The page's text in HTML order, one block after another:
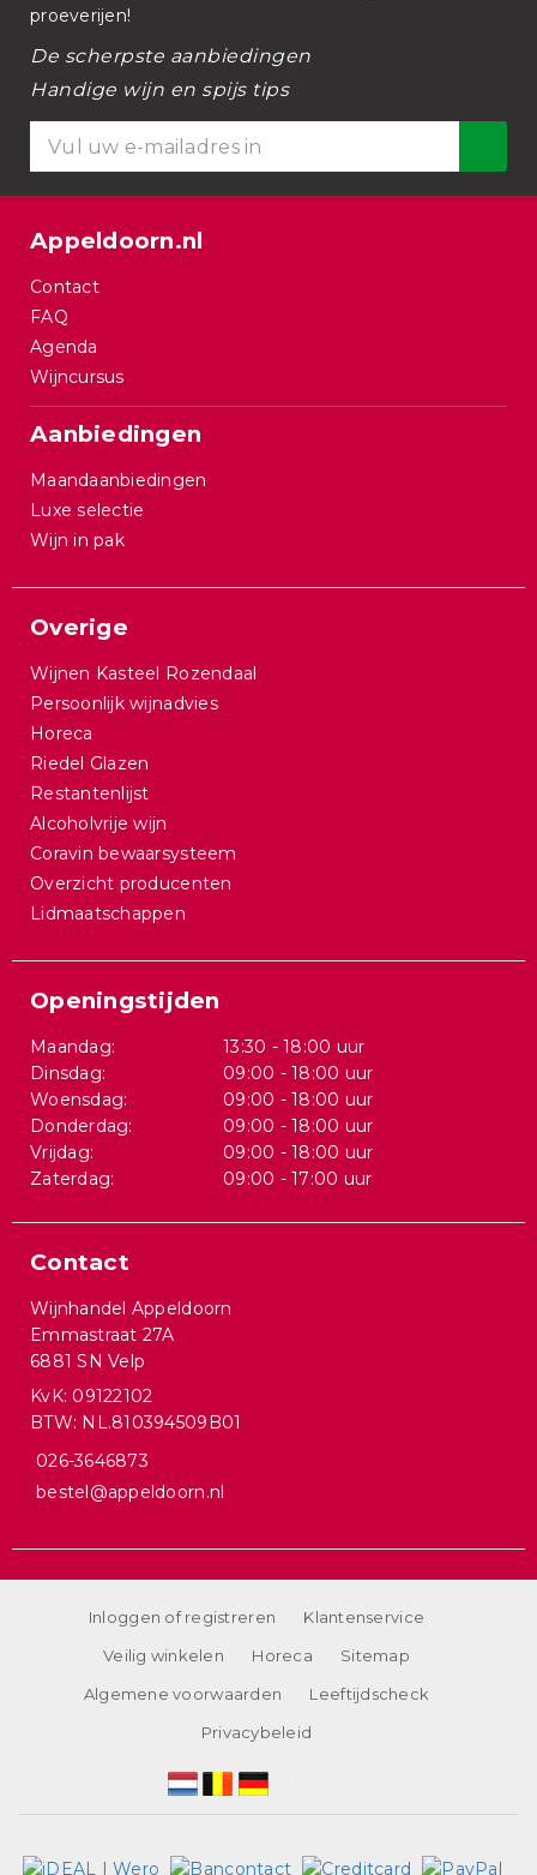
proeverijen!
De scherpste aanbiedingen
Handige wijn en spijs tips
Appeldoorn.nl
Contact
FAQ
Agenda
Wijncursus
Aanbiedingen
Maandaanbiedingen
Luxe selectie
Wijn in pak
Overige
Wijnen Kasteel Rozendaal
Persoonlijk wijnadvies
Horeca
Riedel Glazen
Restantenlijst
Alcoholvrije wijn
Coravin bewaarsysteem
Overzicht producenten
Lidmaatschappen
Openingstijden
Maandag:
13:30 - 18:00 uur
Dinsdag:
09:00 - 18:00 uur
Woensdag:
09:00 - 18:00 uur
Donderdag:
09:00 - 18:00 uur
Vrijdag:
09:00 - 18:00 uur
Zaterdag:
09:00 - 17:00 uur
Contact
Wijnhandel Appeldoorn
Emmastraat 27A
6881 SN Velp
KvK: 09122102
BTW: NL.810394509B01
026-3646873
bestel@appeldoorn.nl
Inloggen of registreren
Klantenservice
Veilig winkelen
Horeca
Sitemap
Algemene voorwaarden
Leeftijdscheck
Privacybeleid